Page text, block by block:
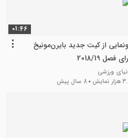
01:46
از کیت جدید بایرن‌مونیخ
فصل 2018/19
ورزشی
نمایش
8 سال پیش